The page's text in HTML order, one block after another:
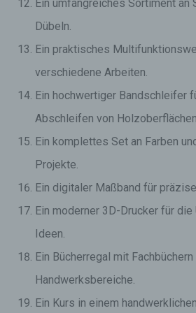
Ein umfangreiches Sortiment an
Dübeln.
Ein praktisches
verschiedene Arbeiten.
Ein hochwertiger Bandschleifer
Abschleifen von
Ein komplettes Set an Farben
Projekte.
Ein digitaler Maßband für
Ein moderner 3D-Drucker für
Ideen.
Ein Bücherregal mit
Handwerksbereiche.
Ein Kurs in einem